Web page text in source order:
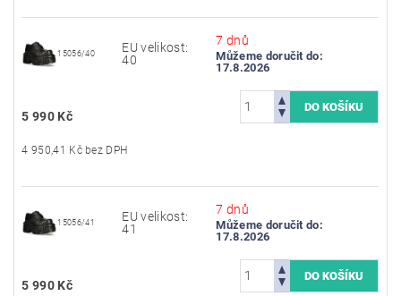
15056/40
EU velikost:
40
7 dnů
Můžeme doručit do:
17.8.2026
5 990 Kč
4 950,41 Kč bez DPH
15056/41
EU velikost:
41
7 dnů
Můžeme doručit do:
17.8.2026
5 990 Kč